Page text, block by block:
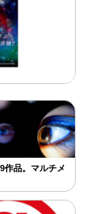
作品。マルチメ